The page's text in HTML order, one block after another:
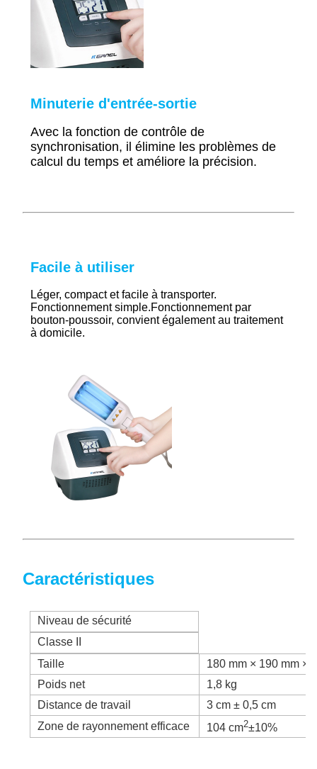
Minuterie d'entrée-sortie
Avec la fonction de contrôle de
synchronisation, il élimine les problèmes de
calcul du temps et améliore la précision.
Facile à utiliser
Léger, compact et facile à transporter.
Fonctionnement simple.Fonctionnement par
bouton-poussoir, convient également au traitement
à domicile.
Caractéristiques
Niveau de sécurité
Classe II
Taille
180 mm × 190 mm ×
Poids net
1,8 kg
Distance de travail
3 cm ± 0,5 cm
Zone de rayonnement efficace
104 cm2±10%